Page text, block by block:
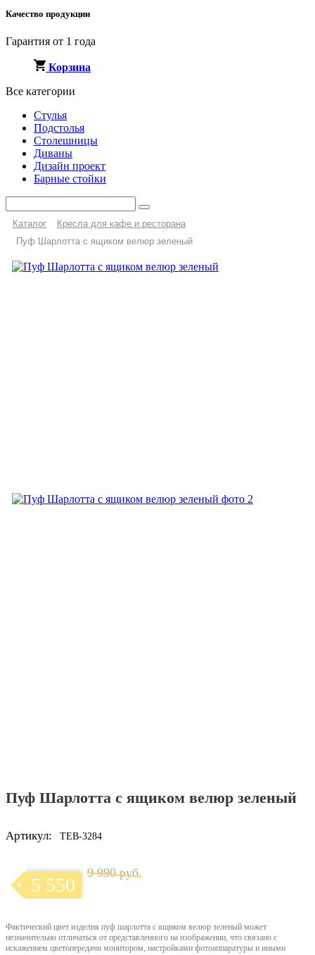
Качество продукции
Гарантия от 1 года
Корзина
Все категории
Стулья
Подстолья
Столешницы
Диваны
Дизайн проект
Барные стойки
Каталог
Кресла для кафе и ресторана
Пуф Шарлотта с ящиком велюр зеленый
Пуф Шарлотта с ящиком велюр зеленый
Артикул: TEB-3284
5 550
9 990 руб.
Фактический цвет изделия пуф шарлотта с ящиком велюр зеленый может
незначительно отличаться от представленного на изображении, что связано с
искажением цветопередачи монитором, настройками фотоаппаратуры и иными